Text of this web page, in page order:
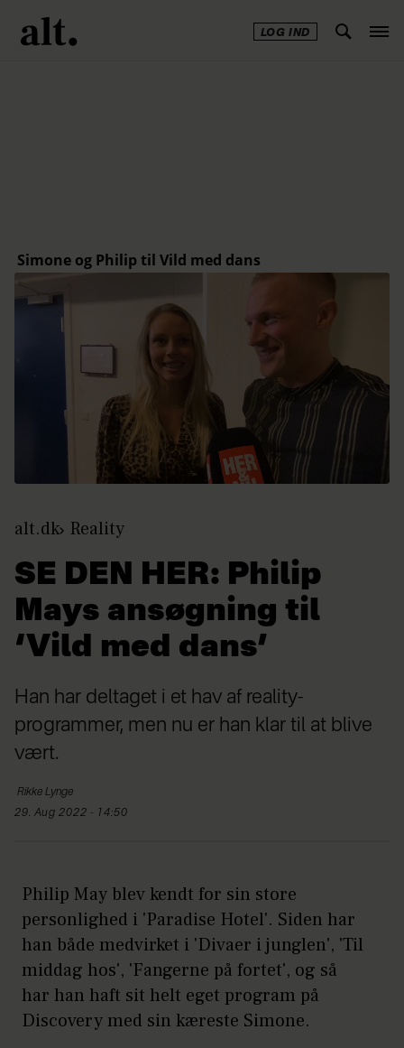
LOG IND
alt.dk Reality
SE DEN HER: Philip
Mays ansøgning til
‘Vild med dans’
Han har deltaget i et hav af reality-
programmer, men nu er han klar til at blive
vært.
Rikke Lynge
29. Aug 2022 - 14:50
Philip May blev kendt for sin store
personlighed i 'Paradise Hotel'. Siden har
han både medvirket i 'Divaer i junglen', 'Til
middag hos', 'Fangerne på fortet', og så
har han haft sit helt eget program på
Discovery med sin kæreste Simone.